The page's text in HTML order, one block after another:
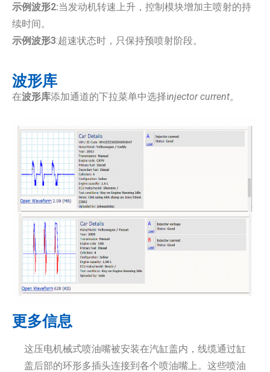
示例波形2:当发动机转速上升，控制模块增加主喷射的持
续时间。
示例波形3:超速状态时，只保持预喷射阶段。
波形库
在波形库添加通道的下拉菜单中选择injector current。
更多信息
这压电机械式喷油嘴被安装在汽缸盖内，线缆通过缸
盖后部的环形多插头连接到各个喷油嘴上。这些喷油